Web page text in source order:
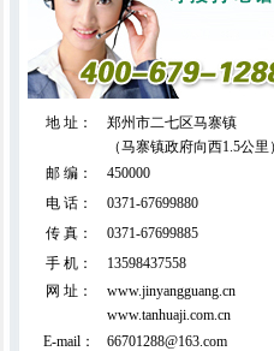
全移动电脑绗缝机（占地面积小
双面拉丝吸尘精细弹花机(外贸出口
品)
地 址：
郑州市二七区马寨镇
（马寨镇政府向西1.5公里）
邮 编：
450000
电 话：
0371-67699880
传 真：
0371-67699885
手 机：
13598437558
网 址：
www.jinyangguang.cn
www.tanhuaji.com.cn
E-mail：
66701288@163.com